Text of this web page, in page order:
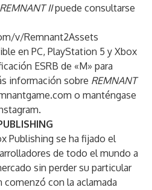
REMNANT IIpuede consultarse
v/Remnant2Assets
en PC, PlayStation 5 y Xbox
ESRB de «M» para
información sobre REMNANT
o manténgase
.
Publishing se ha fijado el
de todo el mundo a
sin perder su particular
con la aclamada